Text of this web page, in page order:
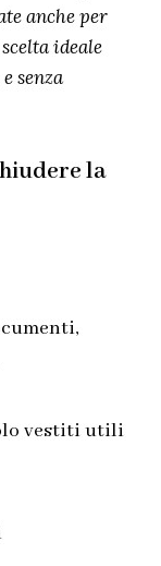
anche per
ideale
senza
la
vestiti utili